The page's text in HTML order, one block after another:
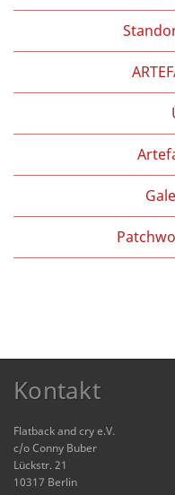
Kontakt
Flatback and cry e.V.
c/o Conny Buber
Lückstr. 21
10317 Berlin